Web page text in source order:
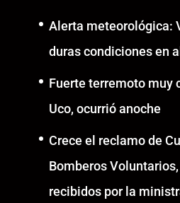
Alerta meteorológica:
duras condiciones en
Fuerte terremoto muy
Uco, ocurrió anoche
Crece el reclamo de
Bomberos
recibidos por la